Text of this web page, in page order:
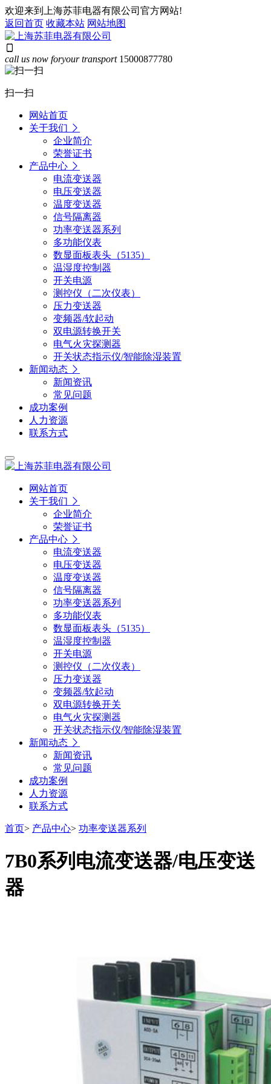
欢迎来到上海苏菲电器有限公司官方网站!
返回首页 收藏本站 网站地图
call us now foryour transport 15000877780
扫一扫
网站首页
关于我们
企业简介
荣誉证书
产品中心
电流变送器
电压变送器
温度变送器
信号隔离器
功率变送器系列
多功能仪表
数显面板表头（5135）
温湿度控制器
开关电源
测控仪（二次仪表）
压力变送器
变频器/软起动
双电源转换开关
电气火灾探测器
开关状态指示仪/智能除湿装置
新闻动态
新闻资讯
常见问题
成功案例
人力资源
联系方式
网站首页
关于我们
企业简介
荣誉证书
产品中心
电流变送器
电压变送器
温度变送器
信号隔离器
功率变送器系列
多功能仪表
数显面板表头（5135）
温湿度控制器
开关电源
测控仪（二次仪表）
压力变送器
变频器/软起动
双电源转换开关
电气火灾探测器
开关状态指示仪/智能除湿装置
新闻动态
新闻资讯
常见问题
成功案例
人力资源
联系方式
首页> 产品中心> 功率变送器系列
7B0系列电流变送器/电压变送
器